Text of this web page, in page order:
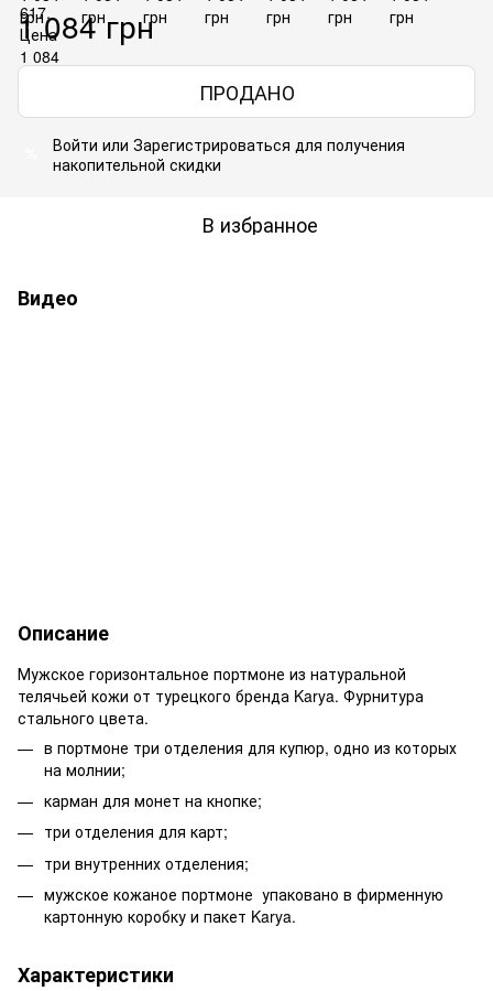
1 084 грн
ПРОДАНО
Войти или Зарегистрироваться для получения
накопительной скидки
В избранное
Видео
Описание
Мужское горизонтальное портмоне из натуральной
телячьей кожи от турецкого бренда Karya. Фурнитура
стального цвета.
в портмоне три отделения для купюр, одно из которых
на молнии;
карман для монет на кнопке;
три отделения для карт;
три внутренних отделения;
мужское кожаное портмоне упаковано в фирменную
картонную коробку и пакет Karya.
Характеристики